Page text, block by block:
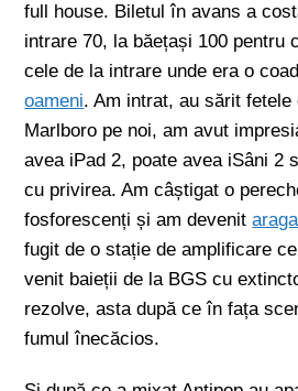
full house. Biletul în avans a
intrare 70, la băețași 100 pentru
cele de la intrare unde era o
oameni. Am intrat, au sărit fetele
Marlboro pe noi, am avut
avea iPad 2, poate avea iSâni 2
cu privirea. Am câștigat o
fosforescenți și am devenit
fugit de o stație de amplificare
venit baieții de la BGS cu
rezolve, asta după ce în fața
fumul înecăcios.